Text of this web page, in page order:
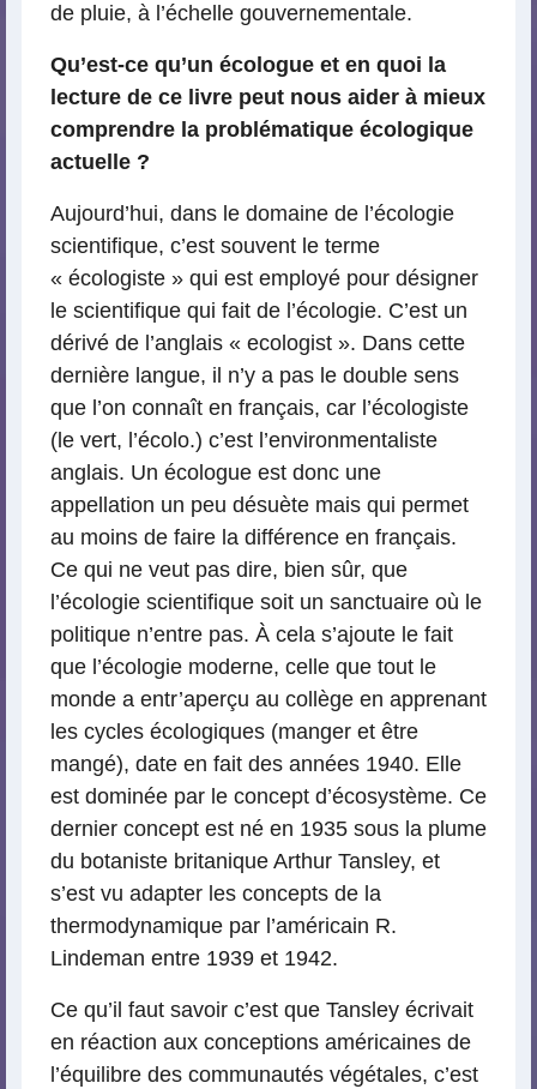
de pluie, à l’échelle gouvernementale.
Qu’est-ce qu’un écologue et en quoi la
lecture de ce livre peut nous aider à mieux
comprendre la problématique écologique
actuelle ?
Aujourd’hui, dans le domaine de l’écologie
scientifique, c’est souvent le terme
« écologiste » qui est employé pour désigner
le scientifique qui fait de l’écologie. C’est un
dérivé de l’anglais « ecologist ». Dans cette
dernière langue, il n’y a pas le double sens
que l’on connaît en français, car l’écologiste
(le vert, l’écolo.) c’est l’environmentaliste
anglais. Un écologue est donc une
appellation un peu désuète mais qui permet
au moins de faire la différence en français.
Ce qui ne veut pas dire, bien sûr, que
l’écologie scientifique soit un sanctuaire où le
politique n’entre pas. À cela s’ajoute le fait
que l’écologie moderne, celle que tout le
monde a entr’aperçu au collège en apprenant
les cycles écologiques (manger et être
mangé), date en fait des années 1940. Elle
est dominée par le concept d’écosystème. Ce
dernier concept est né en 1935 sous la plume
du botaniste britanique Arthur Tansley, et
s’est vu adapter les concepts de la
thermodynamique par l’américain R.
Lindeman entre 1939 et 1942.
Ce qu’il faut savoir c’est que Tansley écrivait
en réaction aux conceptions américaines de
l’équilibre des communautés végétales, c’est